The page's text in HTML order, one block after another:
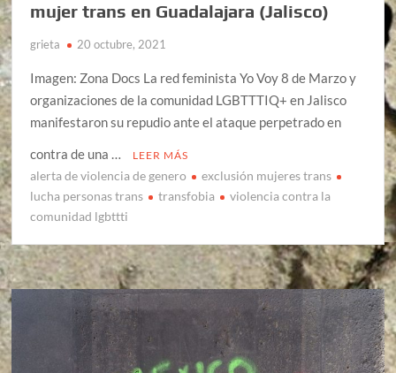
mujer trans en Guadalajara (Jalisco)
grieta 20 octubre, 2021
Imagen: Zona Docs La red feminista Yo Voy 8 de Marzo y
organizaciones de la comunidad LGBTTTIQ+ en Jalisco
manifestaron su repudio ante el ataque perpetrado en
contra de una …
LEER MÁS
alerta de violencia de genero
exclusión mujeres trans
lucha personas trans
transfobia
violencia contra la
comunidad lgbttti